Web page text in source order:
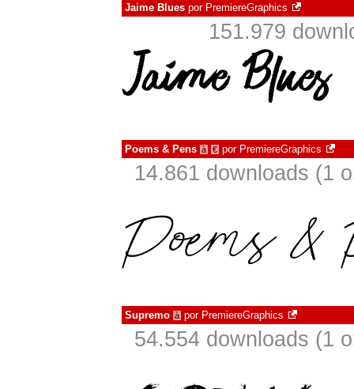
Jaime Blues por PremiereGraphics
151.979
Poems & Pens à € por PremiereGraphics
14.861 downloads (1
Supremo à por PremiereGraphics
54.554 downloads (1